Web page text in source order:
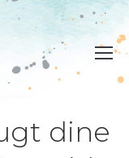
dine